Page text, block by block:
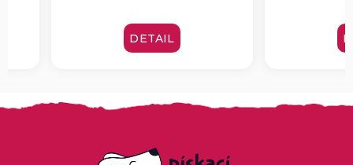
DETAIL